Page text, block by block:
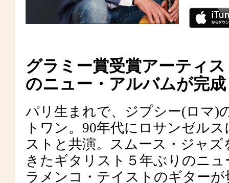
グラミー賞受賞アーティ
のニュー・アルバムが完
パリ生まれで、ジプシー(ロマ)
トワン。90年代にロサンゼル
ストと共演。スムース・ジャ
きたギタリスト５年ぶりのニ
ラメンコ・テイストのギター